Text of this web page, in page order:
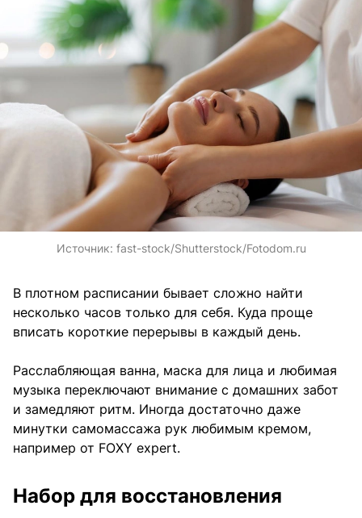
Источник: fast-stock/Shutterstock/Fotodom.ru
В плотном расписании бывает сложно найти
несколько часов только для себя. Куда проще
вписать короткие перерывы в каждый день.
Расслабляющая ванна, маска для лица и любимая
музыка переключают внимание с домашних забот
и замедляют ритм. Иногда достаточно даже
минутки самомассажа рук любимым кремом,
например от FOXY expert.
Набор для восстановления